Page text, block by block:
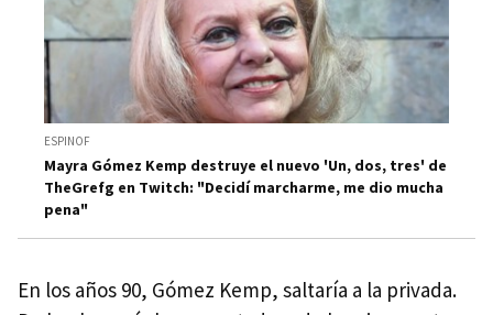
ESPINOF
Mayra Gómez Kemp destruye el nuevo 'Un, dos, tres' de
TheGrefg en Twitch: "Decidí marcharme, me dio mucha
pena"
En los años 90, Gómez Kemp, saltaría a la privada.